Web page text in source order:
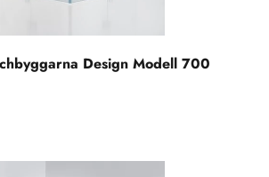
Design Modell 700